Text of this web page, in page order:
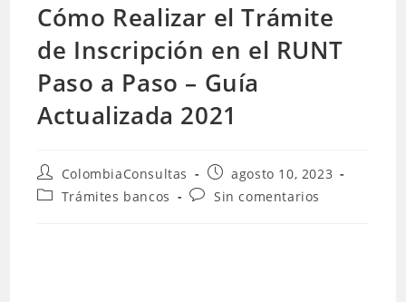
Cómo Realizar el Trámite
de Inscripción en el RUNT
Paso a Paso – Guía
Actualizada 2021
Autor
de
ColombiaConsultas
Publicación
de
la
agosto 10, 2023
Categoría
Trámites bancos
Comentarios
Sin comentarios